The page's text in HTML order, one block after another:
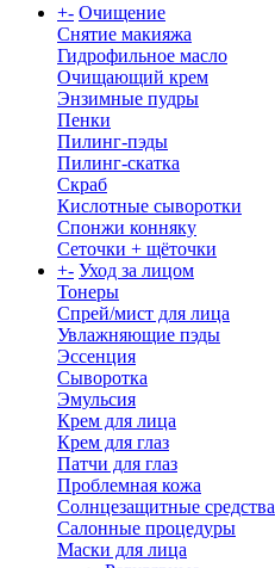
+- Очищение
Снятие макияжа
Гидрофильное масло
Очищающий крем
Энзимные пудры
Пенки
Пилинг-пэды
Пилинг-скатка
Скраб
Кислотные сыворотки
Спонжи конняку
Сеточки + щёточки
+- Уход за лицом
Тонеры
Спрей/мист для лица
Увлажняющие пэды
Эссенция
Сыворотка
Эмульсия
Крем для лица
Крем для глаз
Патчи для глаз
Проблемная кожа
Солнцезащитные средства
Салонные процедуры
Маски для лица